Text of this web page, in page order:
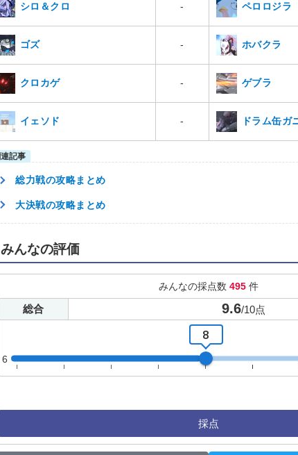
シロ＆クロ - ペロロジラ
ゴズ - ホバクラ
クロカゲ - ゲブラ
イェソド - ドラム缶ガ
総力戦の攻略まとめ
大決戦の攻略まとめ
みんなの評価
みんなの採点数 495 件
総合 9.6/10点
6
8
採点